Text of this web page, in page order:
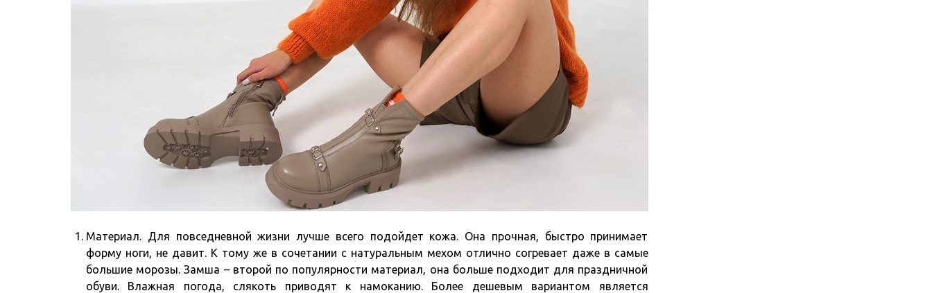
Материал. Для повседневной жизни лучше всего подойдет кожа. Она прочная, быстро принимает
форму ноги, не давит. К тому же в сочетании с натуральным мехом отлично согревает даже в самые
большие морозы. Замша – второй по популярности материал, она больше подходит для праздничной
обуви. Влажная погода, слякоть приводят к намоканию. Более дешевым вариантом является